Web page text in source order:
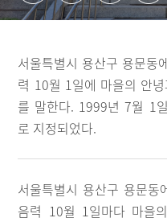
서울특별시 용산구 용문동
력 10월 1일에 마을의 안
를 말한다. 1999년 7월 1
로 지정되었다.
서울특별시 용산구 용문동
음력 10월 1일마다 마을